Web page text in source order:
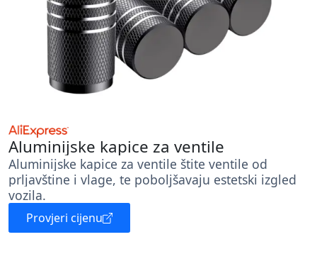
Aluminijske kapice za ventile
Aluminijske kapice za ventile štite ventile od
prljavštine i vlage, te poboljšavaju estetski izgled
vozila.
Provjeri cijenu